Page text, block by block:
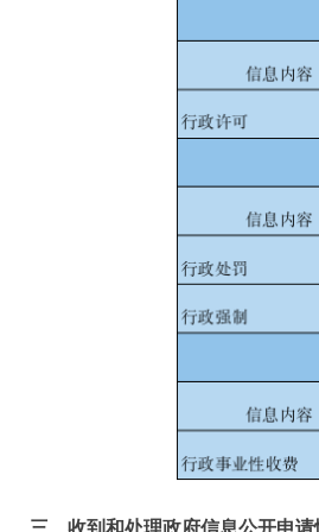
三、收到和处理政府信息公开申请